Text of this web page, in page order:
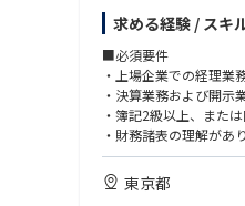
具体的には、
・日次処理（伝票起票
・決算業務（月次・四
・有価証券報告書・決
・税務関連業務（税金
・海外子会社管理
・経営レポート等の管
・経理業務のアウトソ
・会計システムの改修
求める経験 / スキ
■必須要件
・上場企業での経理業
・決算業務および開示
・簿記2級以上、また
・財務諸表の理解があ
・経理業務における業
東京都